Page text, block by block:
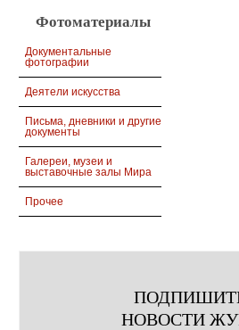
Фотоматериалы
Документальные
фотографии
Деятели искусства
Письма, дневники и другие
документы
Галереи, музеи и
выставочные залы Мира
Прочее
НОВОСТИ